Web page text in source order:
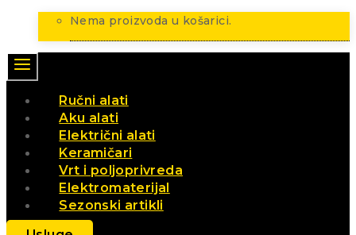
Nema proizvoda u košarici.
Ručni alati
Aku alati
Električni alati
Keramičari
Vrt i poljoprivreda
Elektromaterijal
Sezonski artikli